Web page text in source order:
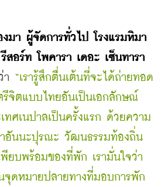
มา ผู้จัดการทั่วไป โรงแรมหิมา
สอร์ท โพคารา เดอะ เซ็นทารา
า “เรารู้สึกตื่นเต้นที่จะได้ถ่ายทอด
รีจิตแบบไทยอันเป็นเอกลักษณ์
ทศเนปาลเป็นครั้งแรก ด้วยความ
าอันนะปุรณะ วัฒนธรรมท้องถิ่น
ยบพร้อมของที่พัก เรามั่นใจว่า
จุดหมายปลายทางที่มอบการพัก